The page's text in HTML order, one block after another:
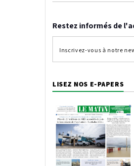
Restez informés de
LISEZ NOS E-PAPERS